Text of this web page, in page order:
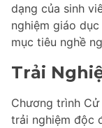
dạng của sinh
nghiệm giáo
mục tiêu nghề
Trải
Chương trình
trải nghiệm độc